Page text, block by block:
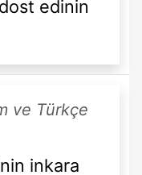
edinin
ve Türkçe
inkara